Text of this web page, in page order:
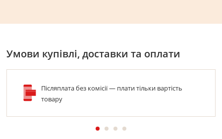
Умови купівлі, доставки та оплати
Післяплата без комісії — плати тільки вартість
товару